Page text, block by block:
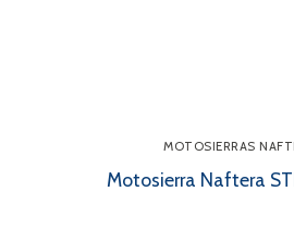
MOTOSIERRAS
Motosierra Naftera